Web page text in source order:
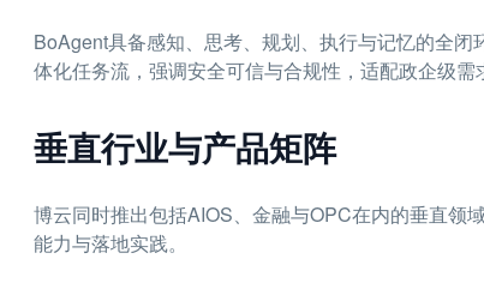
BoAgent具备感知、思考、规划、执行与记忆的全
体化任务流，强调安全可信与合规性，适配政企级需
垂直行业与产品矩阵
博云同时推出包括AIOS、金融与OPC在内的垂直领
能力与落地实践。